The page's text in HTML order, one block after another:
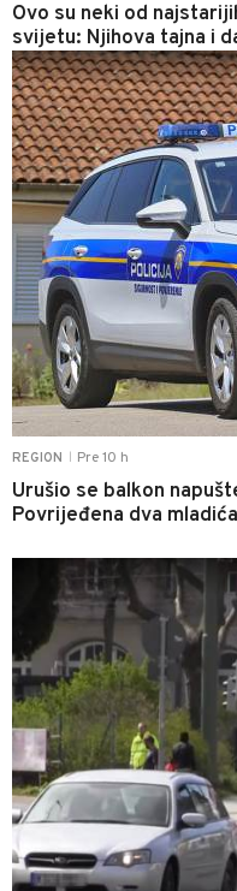
Ovo su neki od
svijetu: Njihova tajna i
REGION Pre 10 h
Urušio se balkon
Povrijeđena dva mladića